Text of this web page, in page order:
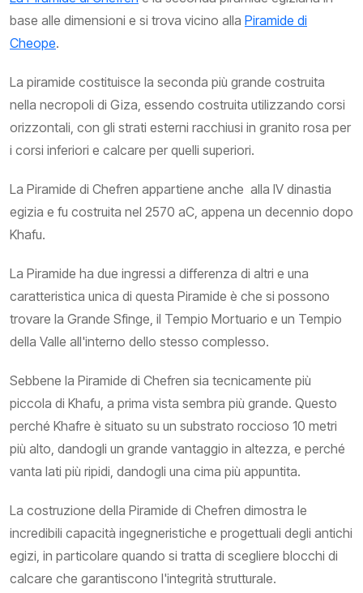
base alle dimensioni e si trova vicino alla Piramide di
Cheope.
La piramide costituisce la seconda più grande costruita
nella necropoli di Giza, essendo costruita utilizzando corsi
orizzontali, con gli strati esterni racchiusi in granito rosa per
i corsi inferiori e calcare per quelli superiori.
La Piramide di Chefren appartiene anche alla IV dinastia
egizia e fu costruita nel 2570 aC, appena un decennio dopo
Khafu.
La Piramide ha due ingressi a differenza di altri e una
caratteristica unica di questa Piramide è che si possono
trovare la Grande Sfinge, il Tempio Mortuario e un Tempio
della Valle all'interno dello stesso complesso.
Sebbene la Piramide di Chefren sia tecnicamente più
piccola di Khafu, a prima vista sembra più grande. Questo
perché Khafre è situato su un substrato roccioso 10 metri
più alto, dandogli un grande vantaggio in altezza, e perché
vanta lati più ripidi, dandogli una cima più appuntita.
La costruzione della Piramide di Chefren dimostra le
incredibili capacità ingegneristiche e progettuali degli antichi
egizi, in particolare quando si tratta di scegliere blocchi di
calcare che garantiscono l'integrità strutturale.